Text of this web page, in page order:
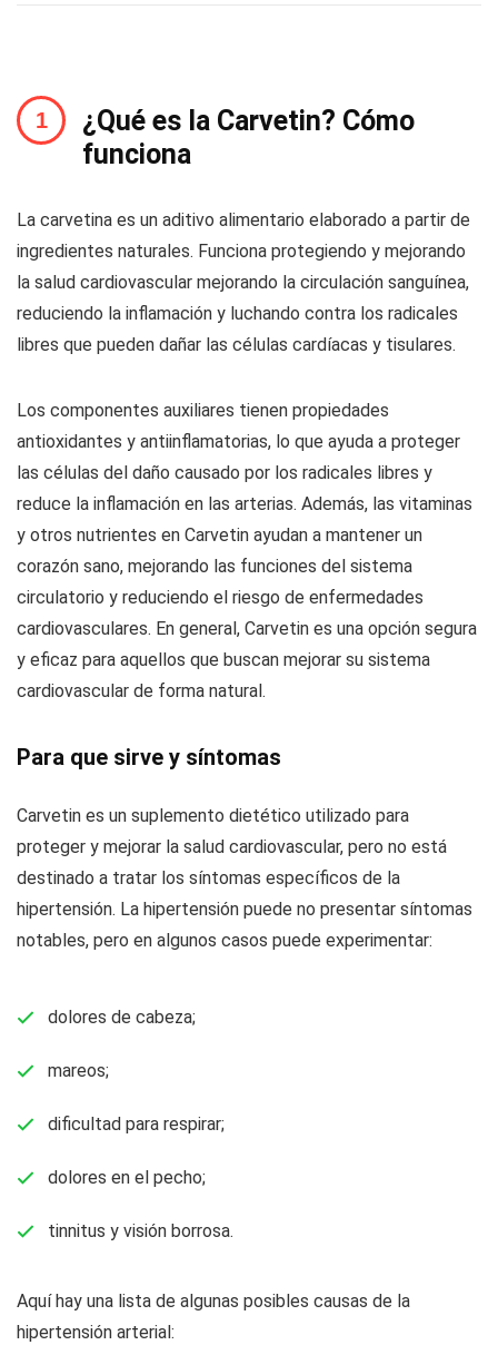
¿Qué es la Carvetin? Cómo
funciona
La carvetina es un aditivo alimentario elaborado a partir de
ingredientes naturales. Funciona protegiendo y mejorando
la salud cardiovascular mejorando la circulación sanguínea,
reduciendo la inflamación y luchando contra los radicales
libres que pueden dañar las células cardíacas y tisulares.
Los componentes auxiliares tienen propiedades
antioxidantes y antiinflamatorias, lo que ayuda a proteger
las células del daño causado por los radicales libres y
reduce la inflamación en las arterias. Además, las vitaminas
y otros nutrientes en Carvetin ayudan a mantener un
corazón sano, mejorando las funciones del sistema
circulatorio y reduciendo el riesgo de enfermedades
cardiovasculares. En general, Carvetin es una opción segura
y eficaz para aquellos que buscan mejorar su sistema
cardiovascular de forma natural.
Para que sirve y síntomas
Carvetin es un suplemento dietético utilizado para
proteger y mejorar la salud cardiovascular, pero no está
destinado a tratar los síntomas específicos de la
hipertensión. La hipertensión puede no presentar síntomas
notables, pero en algunos casos puede experimentar:
dolores de cabeza;
mareos;
dificultad para respirar;
dolores en el pecho;
tinnitus y visión borrosa.
Aquí hay una lista de algunas posibles causas de la
hipertensión arterial: